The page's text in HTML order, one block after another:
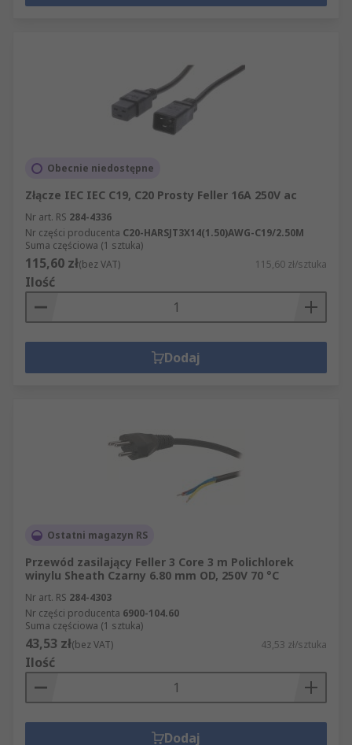
Obecnie niedostępne
Złącze IEC IEC C19, C20 Prosty Feller 16A 250V ac
Nr art. RS 284-4336
Nr części producenta C20-HARSJT3X14(1.50)AWG-C19/2.50M
Suma częściowa (1 sztuka)
115,60 zł(bez VAT) 115,60 zł/sztuka
Ilość
Dodaj
Ostatni magazyn RS
Przewód zasilający Feller 3 Core 3 m Polichlorek
winylu Sheath Czarny 6.80 mm OD, 250V 70 °C
Nr art. RS 284-4303
Nr części producenta 6900-104.60
Suma częściowa (1 sztuka)
43,53 zł(bez VAT) 43,53 zł/sztuka
Ilość
Dodaj